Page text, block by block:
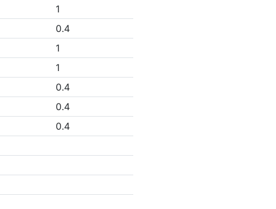
1
0.4
1
1
0.4
0.4
0.4